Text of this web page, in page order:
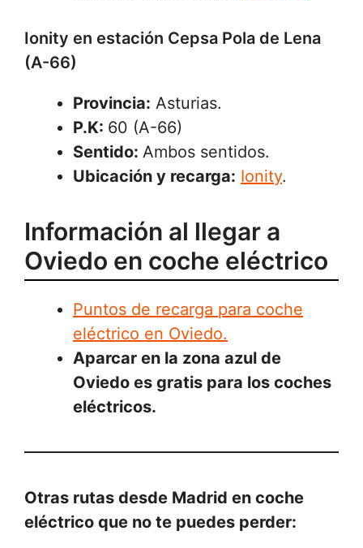
Ionity en estación Cepsa Pola de Lena
(A-66)
Provincia: Asturias.
P.K: 60 (A-66)
Sentido: Ambos sentidos.
Ubicación y recarga: Ionity.
Información al llegar a
Oviedo en coche eléctrico
Puntos de recarga para coche
eléctrico en Oviedo.
Aparcar en la zona azul de
Oviedo es gratis para los coches
eléctricos.
Otras rutas desde Madrid en coche
eléctrico que no te puedes perder: